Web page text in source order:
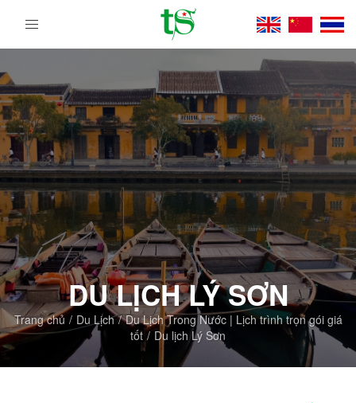
Tour
Lịch
Việt
Nam
Từ
Bắc
Vào
Nam
|
Trường
Sa
Tourist
DMC
DU LỊCH LÝ SƠN
Trang chủ Du Lịch
Du Lịch Trong Nước | Lịch trình trọn gói giá
tốt
Du lịch Lý Sơn